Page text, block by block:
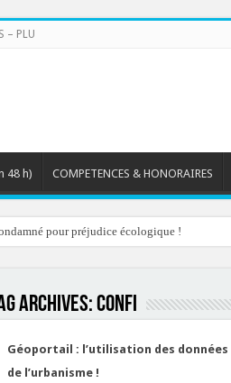
– PLU
48 h) COMPETENCES & HONORAIRES
pour préjudice écologique !
Archives:confi
Géoportail : l’utilisation des
de l’urbanisme !